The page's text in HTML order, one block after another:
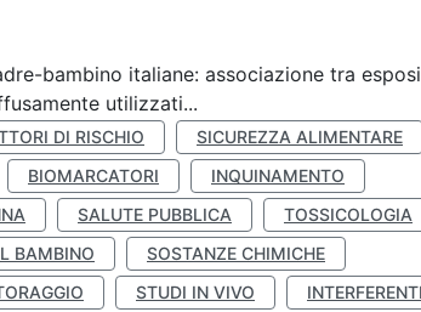
bambino italiane: associazione tra
utilizzati...
DI RISCHIO
SICUREZZA ALIMENTARE
BIOMARCATORI
INQUINAMENTO
SALUTE PUBBLICA
TOSSICOLOGIA
BAMBINO
SOSTANZE CHIMICHE
STUDI IN VIVO